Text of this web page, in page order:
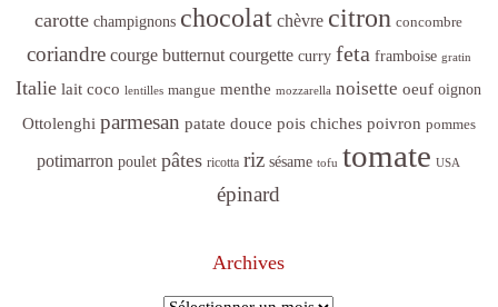
carotte champignons chocolat chèvre citron concombre
coriandre courge butternut courgette curry feta framboise gratin
Italie lait coco lentilles mangue menthe mozzarella noisette oeuf oignon
Ottolenghi parmesan patate douce pois chiches poivron pommes
potimarron poulet pâtes ricotta riz sésame tofu tomate USA
épinard
Archives